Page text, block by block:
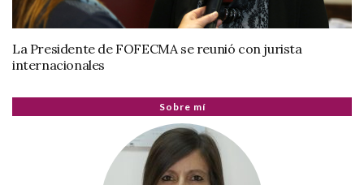
La Presidente de FOFECMA se reunió con jurista
internacionales
Sobre mí